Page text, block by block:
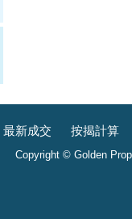
最新成交 按揭計算
Copyright © Golden